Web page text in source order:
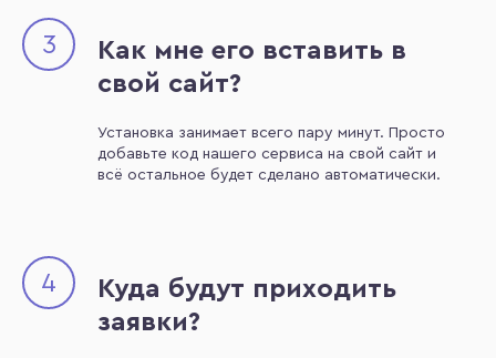
3
Как мне его вставить в
свой сайт?
Установка занимает всего пару минут. Просто
добавьте код нашего сервиса на свой сайт и
всё остальное будет сделано автоматически.
4
Куда будут приходить
заявки?